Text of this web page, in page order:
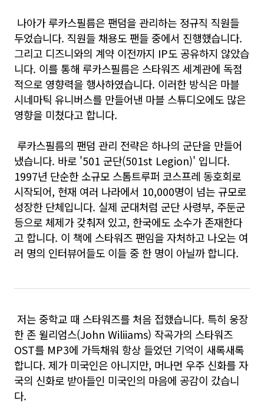
나아가 루카스필름은 팬덤을 관리하는 정규직 직원들
두었습니다. 직원들 채용도 팬들 중에서 진행했습니다.
그리고 디즈니와의 계약 이전까지 IP도 공유하지 않았습
니다. 이를 통해 루카스필름은 스타워즈 세계관에 독점
적으로 영향력을 행사하였습니다. 이러한 방식은 마블
시네마틱 유니버스를 만들어낸 마블 스튜디오에도 많은
영향을 미쳤다고 합니다.
루카스필름의 팬덤 관리 전략은 하나의 군단을 만들어
냈습니다. 바로 '501 군단(501st Legion)' 입니다.
1997년 단순한 소규모 스톰트루퍼 코스프레 동호회로
시작되어, 현재 여러 나라에서 10,000명이 넘는 규모로
성장한 단체입니다. 실제 군대처럼 군단 사령부, 주둔군
등으로 체제가 갖춰져 있고, 한국에도 소수가 존재한다
고 합니다. 이 책에 스타워즈 팬임을 자처하고 나오는 여
러 명의 인터뷰어들도 이들 중 한 명이 아닐까 합니다.
저는 중학교 때 스타워즈를 처음 접했습니다. 특히 웅장
한 존 윌리엄스(John Wiliiams) 작곡가의 스타워즈
OST를 MP3에 가득채워 항상 들었던 기억이 새록새록
합니다. 제가 미국인은 아니지만, 머나먼 우주 신화를 자
국의 신화로 받아들인 미국인의 마음에 공감이 갔습니
다.